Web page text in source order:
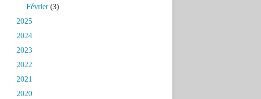
Février(3)
2025
2024
2023
2022
2021
2020